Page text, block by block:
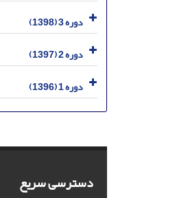
دوره 3 (1398)
دوره 2 (1397)
دوره 1 (1396)
دسترسی سریع